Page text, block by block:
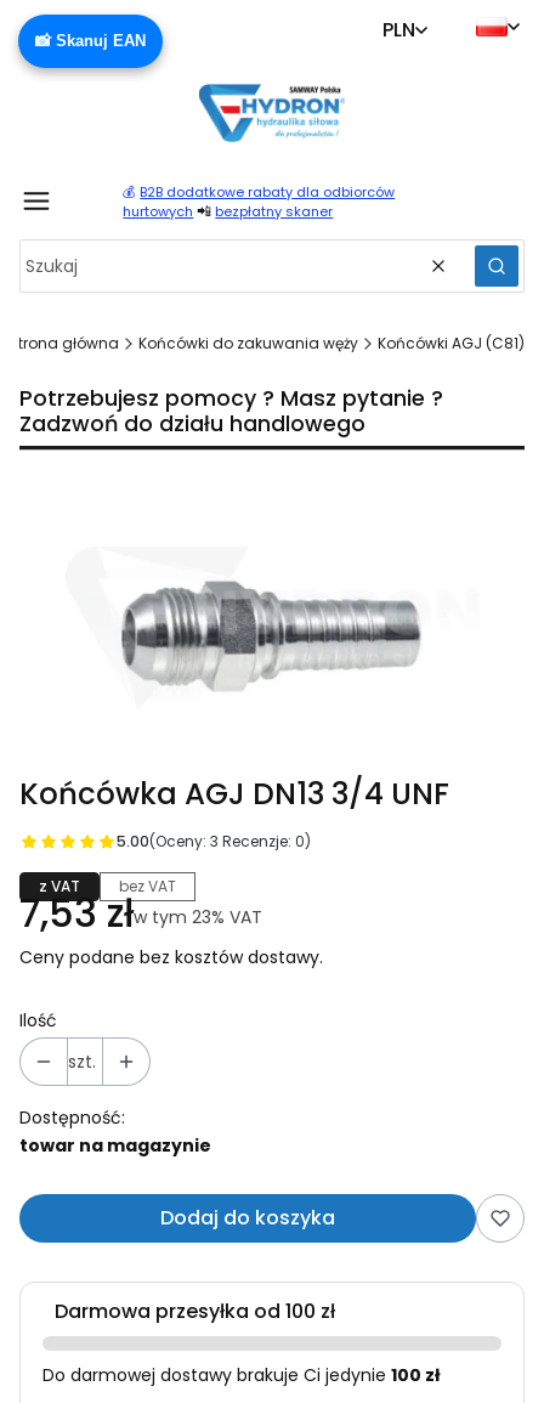
📸 Skanuj EAN PLN
💰 B2B dodatkowe rabaty dla odbiorców
hurtowych 📲 bezpłatny skaner
Wyczyść
Strona główna Końcówki do zakuwania węży Końcówki AGJ (C81)
Potrzebujesz pomocy ? Masz pytanie ?
Zadzwoń do działu handlowego
Końcówka AGJ DN13 3/4 UNF
5.00(Oceny: 3 Recenzje: 0)
z VAT bez VAT
Cena
7,53 złw tym 23% VAT
w tym 23% VAT
Ceny podane bez kosztów dostawy.
Ilość
szt.
Dostępność:
towar na magazynie
Dodaj do koszyka
Darmowa przesyłka od 100 zł
Do darmowej dostawy brakuje Ci jedynie 100 zł